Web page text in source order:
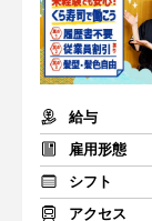
給与
雇用形態
シフト
アクセス